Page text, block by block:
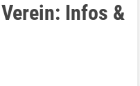
Infos &